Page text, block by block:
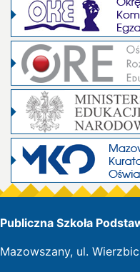
Publiczna Szkoła
Mazowszany, ul.